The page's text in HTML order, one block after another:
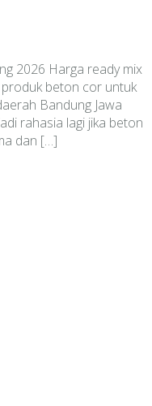
2026 Harga ready mix
beton cor untuk
Bandung Jawa
rahasia lagi jika beton
dan […]